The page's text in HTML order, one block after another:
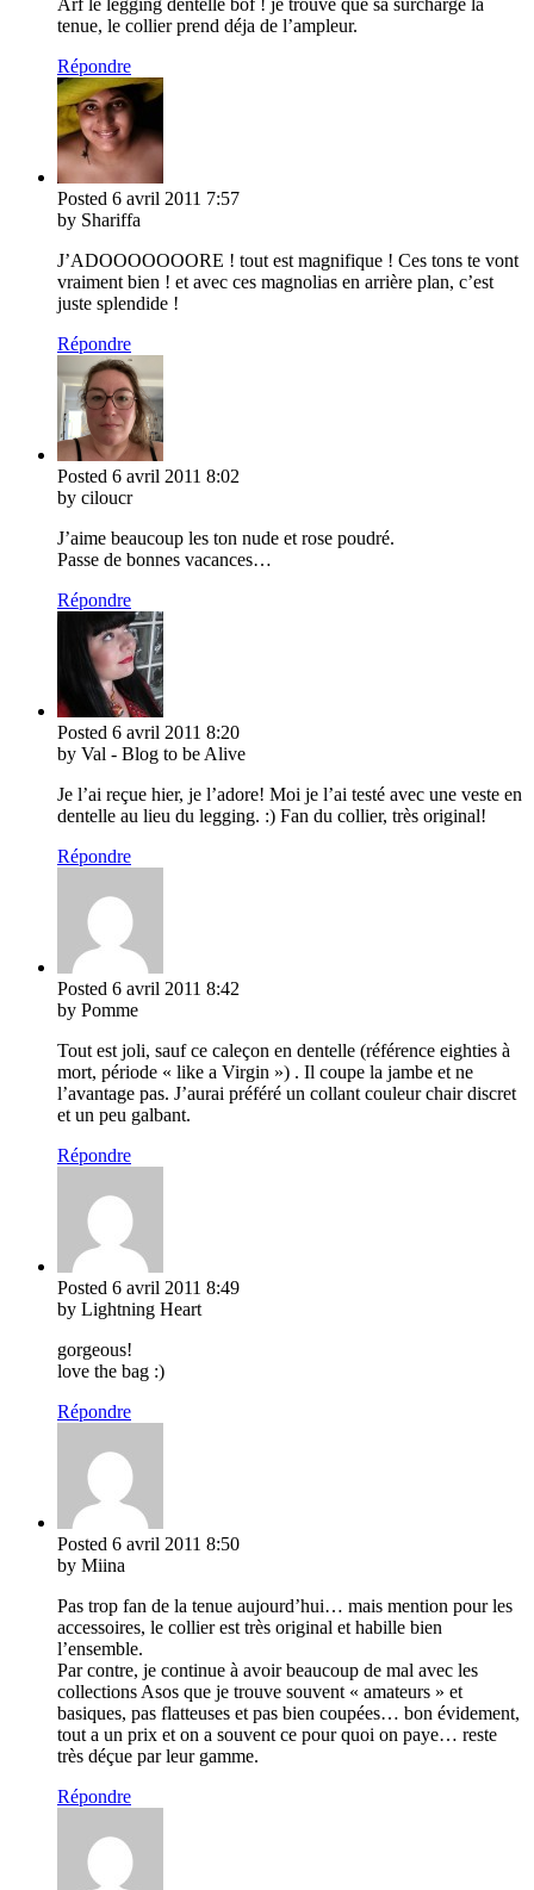
tenue, le collier prend déja de l’ampleur.
Répondre
Posted 6 avril 2011 7:57
by Shariffa
J’ADOOOOOOORE ! tout est magnifique ! Ces tons te vont
vraiment bien ! et avec ces magnolias en arrière plan, c’est
juste splendide !
Répondre
Posted 6 avril 2011 8:02
by ciloucr
J’aime beaucoup les ton nude et rose poudré.
Passe de bonnes vacances…
Répondre
Posted 6 avril 2011 8:20
by Val - Blog to be Alive
Je l’ai reçue hier, je l’adore! Moi je l’ai testé avec une veste en
dentelle au lieu du legging. :) Fan du collier, très original!
Répondre
Posted 6 avril 2011 8:42
by Pomme
Tout est joli, sauf ce caleçon en dentelle (référence eighties à
mort, période « like a Virgin ») . Il coupe la jambe et ne
l’avantage pas. J’aurai préféré un collant couleur chair discret
et un peu galbant.
Répondre
Posted 6 avril 2011 8:49
by Lightning Heart
gorgeous!
love the bag :)
Répondre
Posted 6 avril 2011 8:50
by Miina
Pas trop fan de la tenue aujourd’hui… mais mention pour les
accessoires, le collier est très original et habille bien
l’ensemble.
Par contre, je continue à avoir beaucoup de mal avec les
collections Asos que je trouve souvent « amateurs » et
basiques, pas flatteuses et pas bien coupées… bon évidement,
tout a un prix et on a souvent ce pour quoi on paye… reste
très déçue par leur gamme.
Répondre